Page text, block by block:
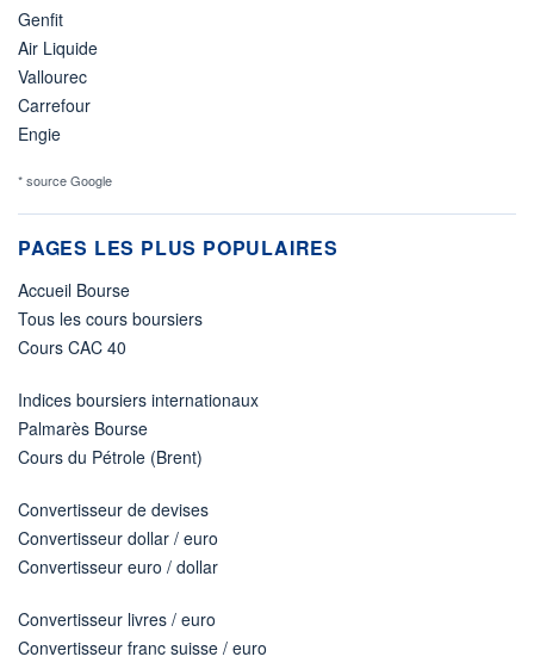
Genfit
Air Liquide
Vallourec
Carrefour
Engie
* source Google
PAGES LES PLUS POPULAIRES
Accueil Bourse
Tous les cours boursiers
Cours CAC 40
Indices boursiers internationaux
Palmarès Bourse
Cours du Pétrole (Brent)
Convertisseur de devises
Convertisseur dollar / euro
Convertisseur euro / dollar
Convertisseur livres / euro
Convertisseur franc suisse / euro